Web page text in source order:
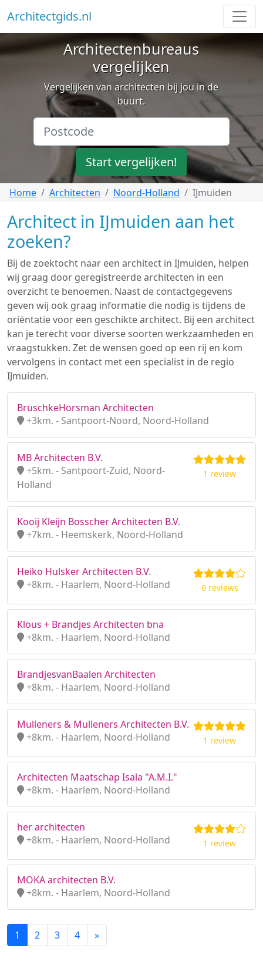
Architectgids.nl
Architectenbureaus
vergelijken
Vergelijken van architecten bij jou in de
buurt.
Start vergelijken!
Home Architecten Noord-Holland IJmuiden
Architect in IJmuiden aan het
zoeken?
Bij de zoektocht naar een architect in IJmuiden, helpen
wij graag door geregistreerde architecten in een
overzicht te benoemen. Naast de contactgegevens
geven wij ook graag informatie die nodig is tijdens de
oriëntatie voor een geschikte architect. Bij een architect
kan je terecht voor diverse soorten werkzaamheden en
vraagstukken. Zet de wensen goed op een rij en kom
vervolgens in contact met een specialist in de regio
IJmuiden.
BruschkeHorsman Architecten
+3km. - Santpoort-Noord, Noord-Holland
MB Architecten B.V.
+5km. - Santpoort-Zuid, Noord-
Holland
1 review
Kooij Kleijn Bosscher Architecten B.V.
+7km. - Heemskerk, Noord-Holland
Heiko Hulsker Architecten B.V.
+8km. - Haarlem, Noord-Holland
6 reviews
Klous + Brandjes Architecten bna
+8km. - Haarlem, Noord-Holland
BrandjesvanBaalen Architecten
+8km. - Haarlem, Noord-Holland
Mulleners & Mulleners Architecten B.V.
+8km. - Haarlem, Noord-Holland
1 review
Architecten Maatschap Isala "A.M.I."
+8km. - Haarlem, Noord-Holland
her architecten
+8km. - Haarlem, Noord-Holland
1 review
MOKA architecten B.V.
+8km. - Haarlem, Noord-Holland
1 2 3 4 »